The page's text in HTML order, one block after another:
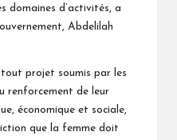
domaines d’activités, a
Abdelilah
tout projet soumis par les
renforcement de leur
économique et sociale,
que la femme doit